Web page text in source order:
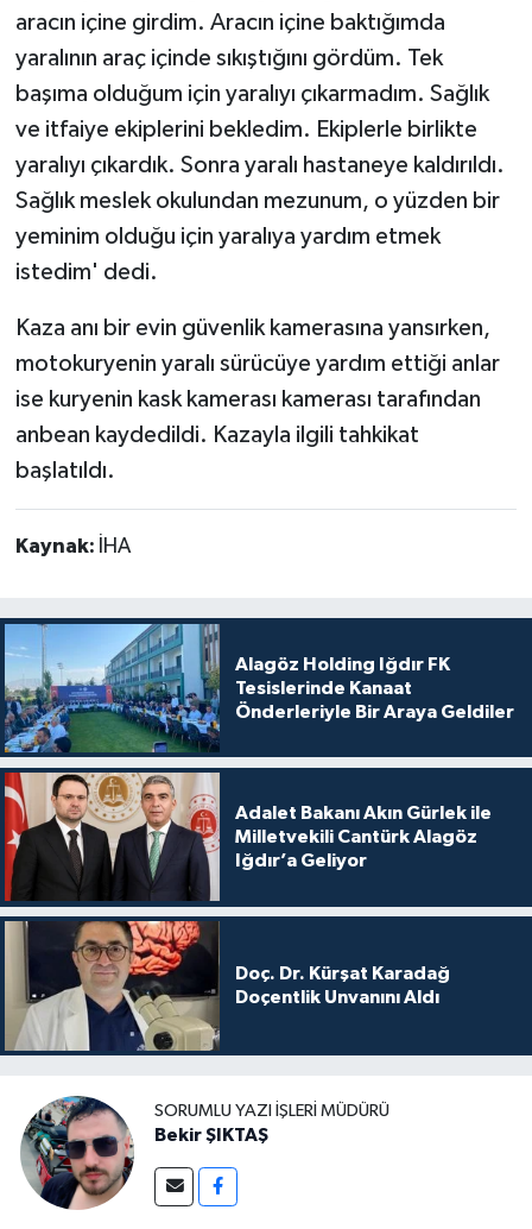
aracın içine girdim. Aracın içine baktığımda
yaralının araç içinde sıkıştığını gördüm. Tek
başıma olduğum için yaralıyı çıkarmadım. Sağlık
ve itfaiye ekiplerini bekledim. Ekiplerle birlikte
yaralıyı çıkardık. Sonra yaralı hastaneye kaldırıldı.
Sağlık meslek okulundan mezunum, o yüzden bir
yeminim olduğu için yaralıya yardım etmek
istedim' dedi.
Kaza anı bir evin güvenlik kamerasına yansırken,
motokuryenin yaralı sürücüye yardım ettiği anlar
ise kuryenin kask kamerası kamerası tarafından
anbean kaydedildi. Kazayla ilgili tahkikat
başlatıldı.
Kaynak: İHA
Alagöz Holding Iğdır FK
Tesislerinde Kanaat
Önderleriyle Bir Araya Geldiler
Adalet Bakanı Akın Gürlek ile
Milletvekili Cantürk Alagöz
Iğdır’a Geliyor
Doç. Dr. Kürşat Karadağ
Doçentlik Unvanını Aldı
SORUMLU YAZI İŞLERI MÜDÜRÜ
Bekir ŞIKTAŞ